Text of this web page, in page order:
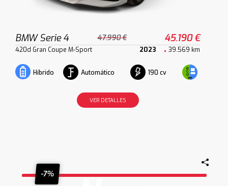
BMW Serie 4 47.990 € 45.190 €
420d Gran Coupe M-Sport 2023 39.569 km
Híbrido Automático 190 cv
VER DETALLES
-7%